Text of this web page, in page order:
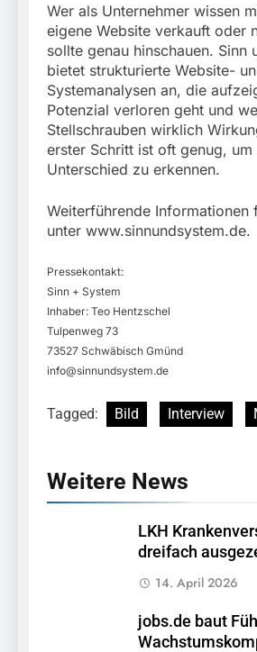
Wer als Unternehmer wissen
eigene Website verkauft oder
sollte genau hinschauen. Sinn
bietet strukturierte Website-
Systemanalysen an, die
Potenzial verloren geht und
Stellschrauben wirklich
erster Schritt ist oft genug, um
Unterschied zu erkennen.
Weiterführende Informationen
unter www.sinnundsystem.de.
Pressekontakt:
Sinn + System
Inhaber: Teo Hentzschel
Tulpenweg 73
73527 Schwäbisch Gmünd
info@sinnundsystem.de
Tagged: Bild Interview
Weitere News
LKH
dreifach
14. April 2026
jobs.de baut